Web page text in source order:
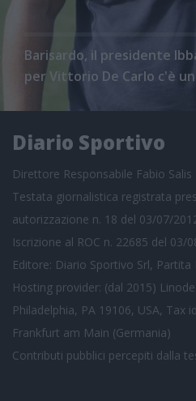
Barisardo, il presidente
per Vittorio De Carlo c'è
Diario Sportivo
Direttore Responsabile Fabio Salis
Testata giornalistica registrata
autorizzazione n. 18 del 03/07/
Iscrizione al ROC n. 22685 del 03/
Editore: Diario Sportivo Srl, Partita
Hosting provider: (dal 2015)
Philadelphia, PA 19106, USA, Tax
Frankfurt am Main (Germania)
Contributi pubblici percepiti dalla